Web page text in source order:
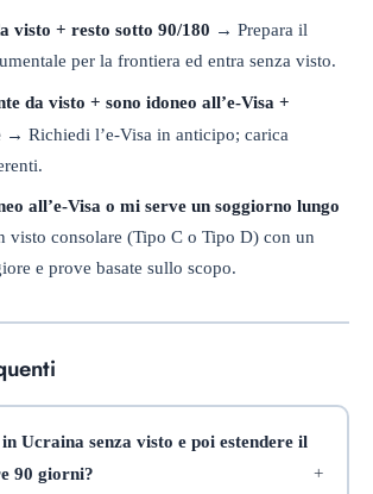
visto + resto sotto 90/180 → Prepara il
per la frontiera ed entra senza visto.
da visto + sono idoneo all’e‑Visa +
→ Richiedi l’e‑Visa in anticipo; carica
all’e‑Visa o mi serve un soggiorno lungo
visto consolare (Tipo C o Tipo D) con un
e prove basate sullo scopo.
Ucraina senza visto e poi estendere il
90 giorni?